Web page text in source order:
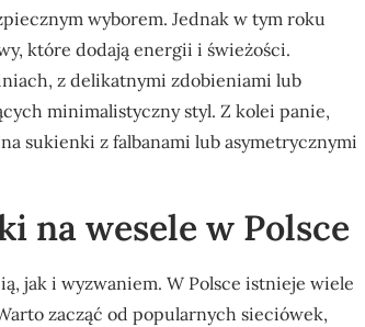
wyborem. Jednak w tym roku
które dodają energii i świeżości.
z delikatnymi zdobieniami lub
minimalistyczny styl. Z kolei panie,
sukienki z falbanami lub asymetrycznymi
na wesele w Polsce
jak i wyzwaniem. W Polsce istnieje wiele
zacząć od popularnych sieciówek,